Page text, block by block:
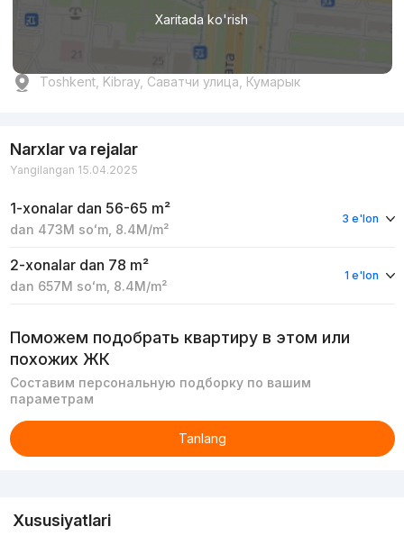
Xaritada ko'rish
Toshkent, Kibray, Саватчи улица, Кумарык
Narxlar va rejalar
Yangilangan 15.04.2025
1-xonalar dan 56-65 m²
dan 473M soʻm, 8.4M/m²
3 e'lon
2-xonalar dan 78 m²
dan 657M soʻm, 8.4M/m²
1 e'lon
Поможем подобрать квартиру в этом или
похожих ЖК
Составим персональную подборку по вашим
параметрам
Tanlang
Xususiyatlari